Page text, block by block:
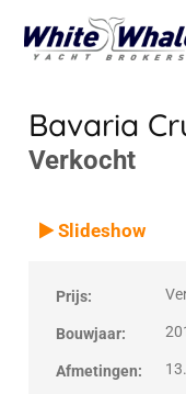
Bavaria
Verkocht
VERKOCHT
Verkocht
Slideshow
Prijs:
Bouwjaar:
Afmetingen: